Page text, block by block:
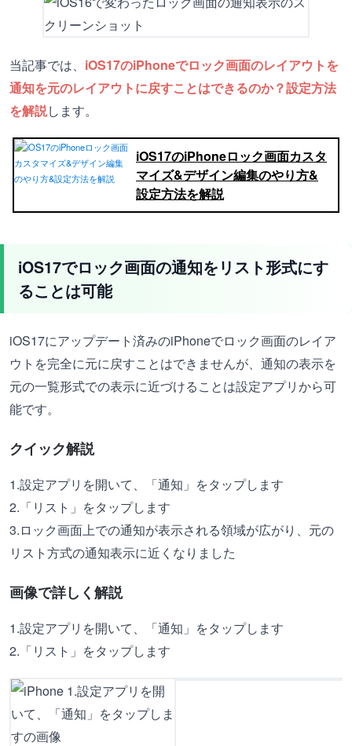
当記事では、 iOS17のiPhoneでロック画面のレイアウトを
通知を元のレイアウトに戻すことはできるのか？設定方法
を解説します。
iOS17のiPhoneロック画面カスタ
マイズ&デザイン編集のやり方&
設定方法を解説
iOS17でロック画面の通知をリスト形式にす
ることは可能
iOS17にアップデート済みのiPhoneでロック画面のレイア
ウトを完全に元に戻すことはできませんが、通知の表示を
元の一覧形式での表示に近づけることは設定アプリから可
能です。
クイック解説
1.設定アプリを開いて、「通知」をタップします
2.「リスト」をタップします
3.ロック画面上での通知が表示される領域が広がり、元の
リスト方式の通知表示に近くなりました
画像で詳しく解説
1.設定アプリを開いて、「通知」をタップします
2.「リスト」をタップします